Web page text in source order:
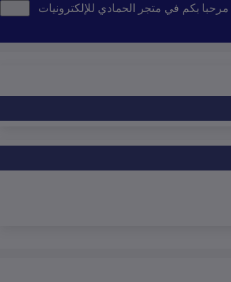
مرحبا بكم في متجر الحمادي للإلكترونيات